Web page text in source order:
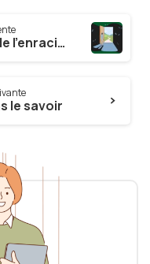
Prendre le problème de l’enracinement à la racine
le savoir